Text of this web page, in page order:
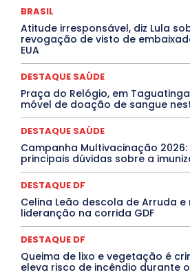
DESTAQUES OUTROS
ELEIÇÕES
EMPREGO E
Especial
Espírito Santo
Febre
INTELIGÊNCIA
Jogos Online
JUDICIÁRIO
Marburg
Mato
MEIO AMBIENTE
Minas Gerais
MÚSICA
O Plantonista
PROCESSO
QUALIFICAÇÃO
Santa Catarina
Saúde Agora
TÁ FROID?
TEATRO
Tocantins
BRASIL
Atitude irresponsável, diz Lula
revogação de visto de
EUA
DESTAQUE SAÚDE
Praça do Relógio, em
móvel de doação de sangue
DESTAQUE SAÚDE
Campanha Multivacinação
principais dúvidas sobre a
DESTAQUE DF
Celina Leão descola de Arruda
lideranção na corrida GDF
DESTAQUE DF
Queima de lixo e vegetação é
eleva risco de incêndio durante